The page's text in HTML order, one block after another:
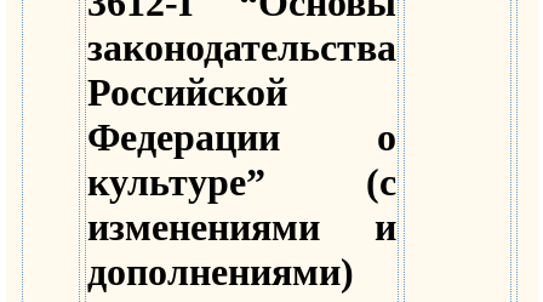
законодательства
Российской
Федерации о
культуре” (с
изменениями и
дополнениями)